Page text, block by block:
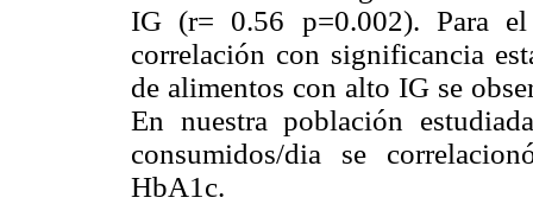
IG (r= 0.56 p=0.002). Para
correlación con significancia
de alimentos con alto IG se
En nuestra población
consumidos/dia se
HbA1c.